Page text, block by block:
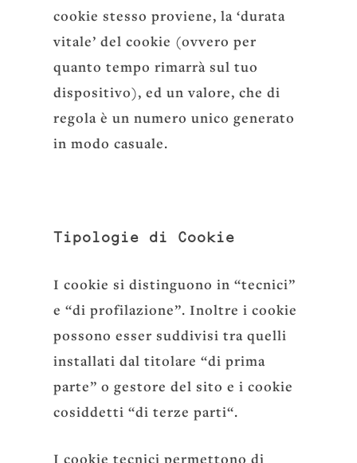
cookie stesso proviene, la ‘durata
vitale’ del cookie (ovvero per
quanto tempo rimarrà sul tuo
dispositivo), ed un valore, che di
regola è un numero unico generato
in modo casuale.
Tipologie di Cookie
I cookie si distinguono in “tecnici”
e “di profilazione”. Inoltre i cookie
possono esser suddivisi tra quelli
installati dal titolare “di prima
parte” o gestore del sito e i cookie
cosiddetti “di terze parti“.
I cookie tecnici permettono di